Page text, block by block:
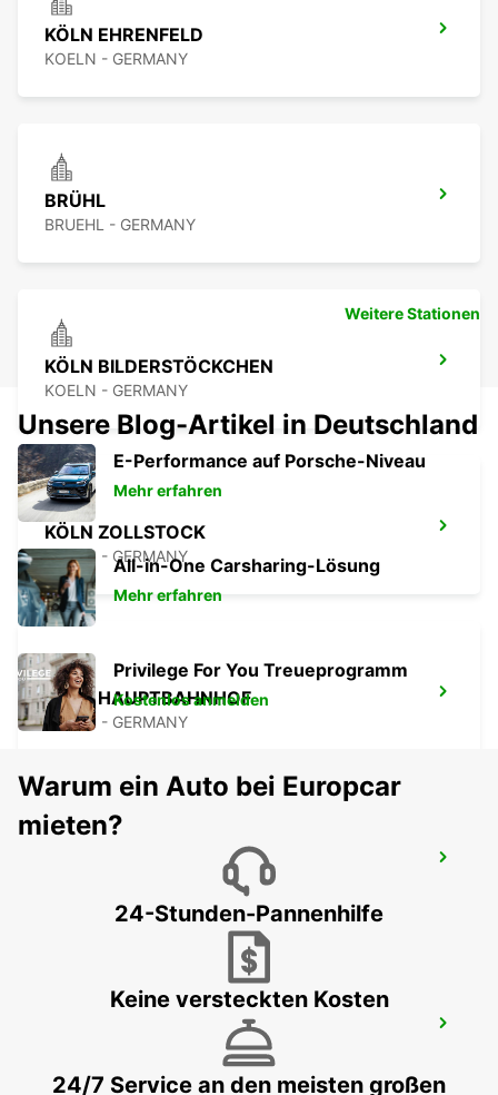
KÖLN EHRENFELD
KOELN - GERMANY
BRÜHL
BRUEHL - GERMANY
KÖLN BILDERSTÖCKCHEN
KOELN - GERMANY
KÖLN ZOLLSTOCK
KOELN - GERMANY
KÖLN HAUPTBAHNHOF
KOELN - GERMANY
KÖLN DEUTZ MESSE
LEVERKUSEN WIESDORF - GERMANY
Weitere Stationen
Unsere Blog-Artikel in Deutschland
E-Performance auf Porsche-Niveau
Mehr erfahren
All-in-One Carsharing-Lösung
Mehr erfahren
Privilege For You Treueprogramm
Kostenlos anmelden
Warum ein Auto bei Europcar
mieten?
24-Stunden-Pannenhilfe
Keine versteckten Kosten
24/7 Service an den meisten großen